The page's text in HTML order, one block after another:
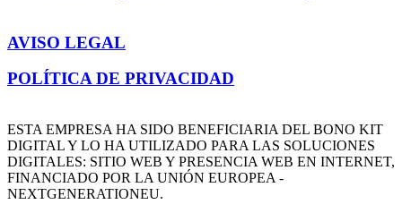
AVISO LEGAL
POLÍTICA DE PRIVACIDAD
ESTA EMPRESA HA SIDO BENEFICIARIA DEL BONO KIT
DIGITAL Y LO HA UTILIZADO PARA LAS SOLUCIONES
DIGITALES: SITIO WEB Y PRESENCIA WEB EN INTERNET,
FINANCIADO POR LA UNIÓN EUROPEA -
NEXTGENERATIONEU.